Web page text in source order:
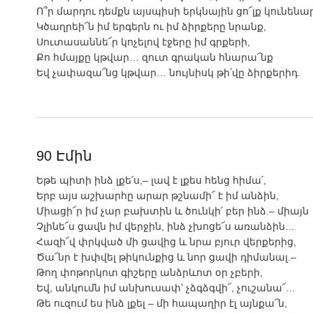
Ո՞ր մարդու դեմքն այսպիսի երկնային ցո՜լք
Կծաղրեի՜ն իմ երգերն ու իմ ձիրքերը նրանք,
Սուտասաննե՜ր կոչելով էջերը իմ գրքերի,
Քո հմայքը կթվար… զուտ գրական հնարա՜նք
Եվ չափազա՜նց կթվար… նույնիսկ թի՛վը ձիրքերիդ.
90 Էմին
Եթե պիտի ինձ լքե՛ս,– լավ է լքես հենց հիմա՛,
Երբ այս աշխարհը արար թշնամի՜ է իմ անձին,
Միացի՜ր իմ չար բախտին և ծունկի՛ բեր ինձ.– միայն
Չլինե՜ս ցավն իմ վերջին, ինձ չխոցե՜ս առանձին…
Հազի՜վ փրկված մի ցավից և նրա բյուր վերքերից,
Ծա՜նր է խփվել թիկունքից և նոր ցավի դիմանալ.–
Թող փոթորկոտ գիշերը անձրևոտ օր չբերի,
Եվ, անկումն իմ անխուսափ՝ չձգձգվի՜, չուշանա՜…
Թե ուզում ես ինձ լքել – մի հապաղիր էլ այնքա՜ն,